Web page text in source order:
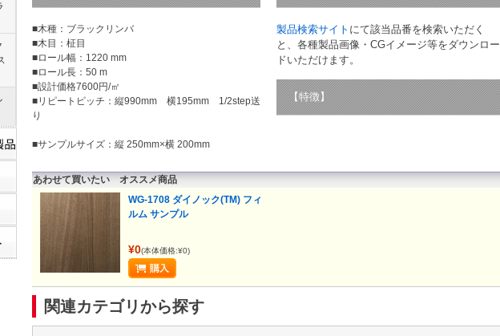
■木種：ブラックリンバ
■木目：柾目
■ロール幅：1220 mm
■ロール長：50 m
■設計価格7600円/㎡
■リピートピッチ：縦990mm 横195mm 1/2step送
り
■サンプルサイズ：縦 250mm×横 200mm
製品検索サイト にて該当品番を検索いただく
と、各種製品画像・CGイメージ等をダウンロー
ドいただけます。
【特徴】
あわせて買いたい オススメ商品
WG-1708 ダイノック(TM) フィ
ルム サンプル
¥0(本体価格:¥0)
関連カテゴリから探す